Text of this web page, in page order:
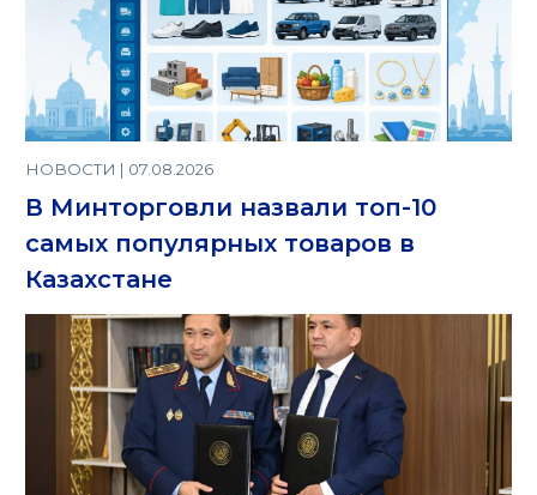
НОВОСТИ | 07.08.2026
В Минторговли назвали топ-10
самых популярных товаров в
Казахстане